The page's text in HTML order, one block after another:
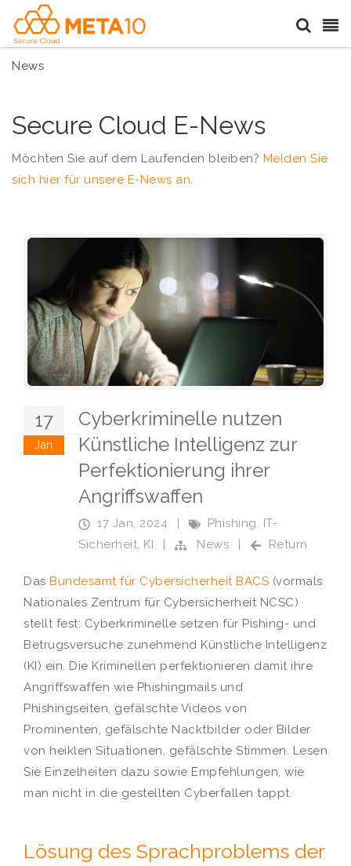
News
Secure Cloud E-News
Möchten Sie auf dem Laufenden bleiben? Melden Sie
sich hier für unsere E-News an.
17
Jan
Cyberkriminelle nutzen
Künstliche Intelligenz zur
Perfektionierung ihrer
Angriffswaffen
17 Jan, 2024 | Phishing, IT-
Sicherheit, KI | News | Return
Das Bundesamt für Cybersicherheit BACS (vormals
Nationales Zentrum für Cybersicherheit NCSC)
stellt fest: Cyberkriminelle setzen für Pishing- und
Betrugsversuche zunehmend Künstliche Intelligenz
(KI) ein. Die Kriminellen perfektionieren damit ihre
Angriffswaffen wie Phishingmails und
Phishingseiten, gefälschte Videos von
Prominenten, gefälschte Nacktbilder oder Bilder
von heiklen Situationen, gefälschte Stimmen. Lesen
Sie Einzelheiten dazu sowie Empfehlungen, wie
man nicht in die gestellten Cyberfallen tappt.
Lösung des Sprachproblems der